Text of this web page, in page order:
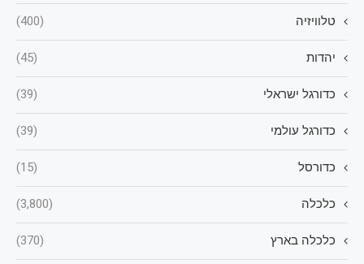
טלוויזיה (400)
יהדות (45)
כדורגל ישראלי (39)
כדורגל עולמי (39)
כדורסל (15)
כלכלה (3,800)
כלכלה בארץ (370)